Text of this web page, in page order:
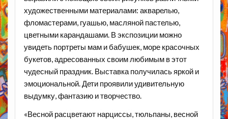
художественными материалами: акварелью,
фломастерами, гуашью, масляной пастелью,
цветными карандашами. В экспозиции можно
увидеть портреты мам и бабушек, море красочных
букетов, адресованных своим любимым в этот
чудесный праздник. Выставка получилась яркой и
эмоциональной. Дети проявили удивительную
выдумку, фантазию и творчество.
«Весной расцветают нарциссы, тюльпаны, весной